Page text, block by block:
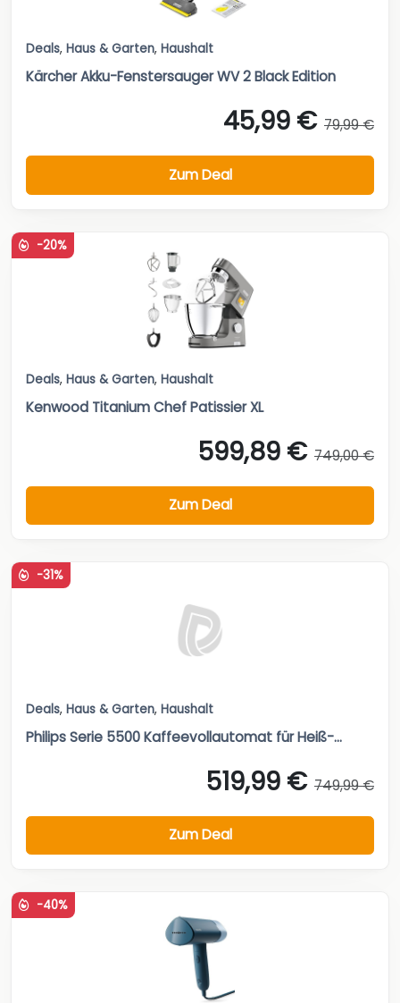
Deals, Haus & Garten, Haushalt
Kärcher Akku-Fenstersauger WV 2 Black Edition
45,99 € 79,99 €
Zum Deal
-20%
Deals, Haus & Garten, Haushalt
Kenwood Titanium Chef Patissier XL
599,89 € 749,00 €
Zum Deal
-31%
Deals, Haus & Garten, Haushalt
Philips Serie 5500 Kaffeevollautomat für Heiß-...
519,99 € 749,99 €
Zum Deal
-40%